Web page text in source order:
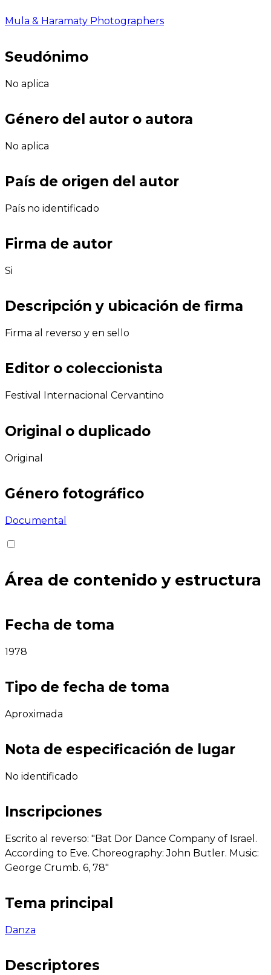
Mula & Haramaty Photographers
Seudónimo
No aplica
Género del autor o autora
No aplica
País de origen del autor
País no identificado
Firma de autor
Si
Descripción y ubicación de firma
Firma al reverso y en sello
Editor o coleccionista
Festival Internacional Cervantino
Original o duplicado
Original
Género fotográfico
Documental
Área de contenido y estructura
Fecha de toma
1978
Tipo de fecha de toma
Aproximada
Nota de especificación de lugar
No identificado
Inscripciones
Escrito al reverso: "Bat Dor Dance Company of Israel.
According to Eve. Choreography: John Butler. Music:
George Crumb. 6, 78"
Tema principal
Danza
Descriptores